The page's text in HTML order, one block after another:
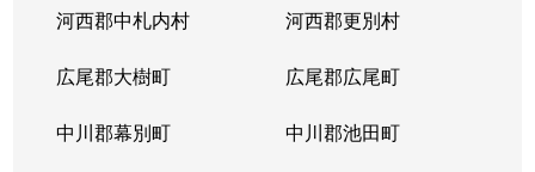
河西郡中札内村 河西郡更別村
広尾郡大樹町 広尾郡広尾町
中川郡幕別町 中川郡池田町